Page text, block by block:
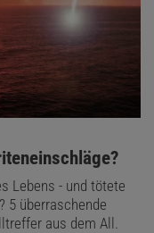
Lebens - und tötete
5 überraschende
aus dem All.